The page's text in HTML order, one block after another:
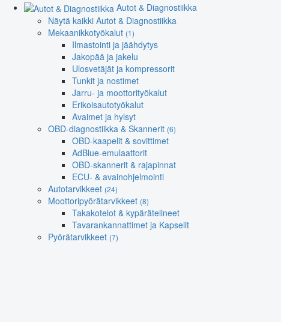
Autot & Diagnostiikka
Näytä kaikki Autot & Diagnostiikka
Mekaanikkotyökalut (1)
Ilmastointi ja jäähdytys
Jakopää ja jakelu
Ulosvetäjät ja kompressorit
Tunkit ja nostimet
Jarru- ja moottorityökalut
Erikoisautotyökalut
Avaimet ja hylsyt
OBD-diagnostiikka & Skannerit (6)
OBD-kaapelit & sovittimet
AdBlue-emulaattorit
OBD-skannerit & rajapinnat
ECU- & avainohjelmointi
Autotarvikkeet (24)
Moottoripyörätarvikkeet (8)
Takakotelot & kypärätelineet
Tavarankannattimet ja Kapselit
Pyörätarvikkeet (7)